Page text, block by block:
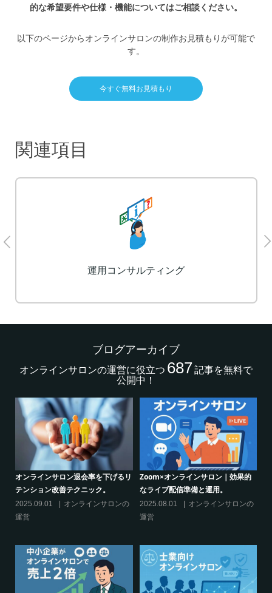
的な希望要件や仕様・機能についてはご相談ください。
以下のページからオンラインサロンの制作お見積もりが可能で
す。
今すぐ無料お見積もり
関連項目
LP制作
ブログアーカイブ
オンラインサロンの運営に役立つ 687記事を無料で
公開中！
シリーズ連載【運営者のお悩み解
決】ココがポイント！リスキリング
サロン運営必須3箇条
2025.03.27
オンラインサロンでの”学び”がこれ
からのリスキリングを先導すると言
えるこれだけの”理由”
2025.02.27